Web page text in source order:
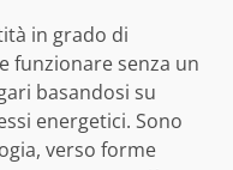
in grado di
funzionare senza un
basandosi su
energetici. Sono
verso forme